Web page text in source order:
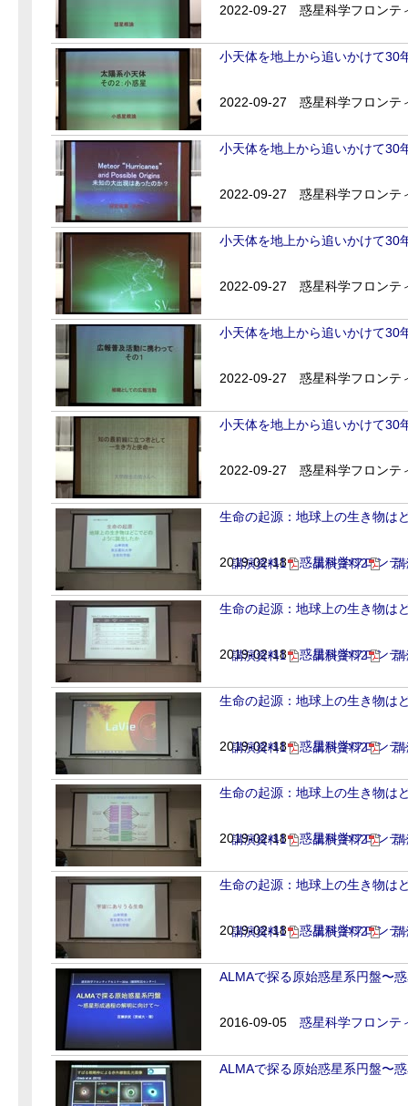
2022-09-27 惑星科学フロンテ
小天体を地上から追いかけて30
2022-09-27 惑星科学フロンテ
小天体を地上から追いかけて30
2022-09-27 惑星科学フロンテ
小天体を地上から追いかけて30
2022-09-27 惑星科学フロンテ
小天体を地上から追いかけて30
2022-09-27 惑星科学フロンテ
小天体を地上から追いかけて30
2022-09-27 惑星科学フロンテ
生命の起源：地球上の生き物は
2019-02-18 惑星科学フロンテ
講演資料1 講演資料2
生命の起源：地球上の生き物は
2019-02-18 惑星科学フロンテ
講演資料1 講演資料2
生命の起源：地球上の生き物は
2019-02-18 惑星科学フロンテ
講演資料1 講演資料2
生命の起源：地球上の生き物は
2019-02-18 惑星科学フロンテ
講演資料1 講演資料2
生命の起源：地球上の生き物は
2019-02-18 惑星科学フロンテ
講演資料1 講演資料2
ALMAで探る原始惑星系円盤〜
2016-09-05 惑星科学フロンテ
ALMAで探る原始惑星系円盤〜